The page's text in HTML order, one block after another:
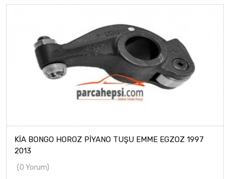
KİA BONGO HOROZ PİYANO TUŞU EMME EGZOZ 1997
2013
(0 Yorum)